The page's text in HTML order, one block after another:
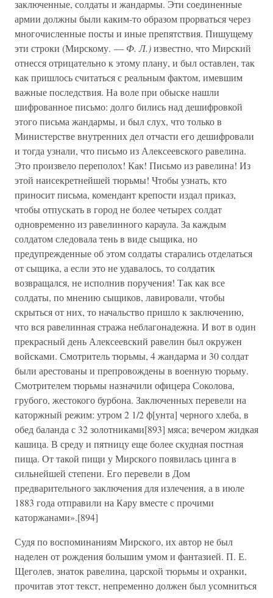
заключенные, солдаты и жандармы. Эти соединенные
армии должны были каким-то образом прорваться через
многочисленные посты и иные препятствия. Пишущему
эти строки (Мирскому. — Ф. Л.)известно, что Мирский
отнесся отрицательно к этому плану, и был оставлен, так
как пришлось считаться с реальным фактом, имевшим
важные последствия. На воле при обыске нашли
шифрованное письмо: долго бились над дешифровкой
этого письма жандармы, и был слух, что только в
Министерстве внутренних дел отчасти его дешифровали
и тогда узнали, что письмо из Алексеевского равелина.
Это произвело переполох! Как! Письмо из равелина! Из
этой наисекретнейшей тюрьмы! Чтобы узнать, кто
приносит письма, комендант крепости издал приказ,
чтобы отпускать в город не более четырех солдат
одновременно из равелинного караула. За каждым
солдатом следовала тень в виде сыщика, но
предупрежденные об этом солдаты старались отделаться
от сыщика, а если это не удавалось, то солдатик
возвращался, не исполнив поручения! Так как все
солдаты, по мнению сыщиков, лавировали, чтобы
скрыться от них, то начальство пришло к заключению,
что вся равелинная стража неблагонадежна. И вот в один
прекрасный день Алексеевский равелин был окружен
войсками. Смотритель тюрьмы, 4 жандарма и 30 солдат
были арестованы и препровождены в военную тюрьму.
Смотрителем тюрьмы назначили офицера Соколова,
грубого, жестокого бурбона. Заключенных перевели на
каторжный режим: утром 2 1/2 ф[унта] черного хлеба, в
обед баланда с 32 золотниками[893] мяса; вечером жидкая
кашица. В среду и пятницу еще более скудная постная
пища. От такой пищи у Мирского появилась цинга в
сильнейшей степени. Его перевели в Дом
предварительного заключения для излечения, а в июле
1883 года отправили на Кару вместе с прочими
каторжанами».[894]
Судя по воспоминаниям Мирского, их автор не был
наделен от рождения большим умом и фантазией. П. Е.
Щеголев, знаток равелина, царской тюрьмы и охранки,
прочитав этот текст, непременно должен был усомниться